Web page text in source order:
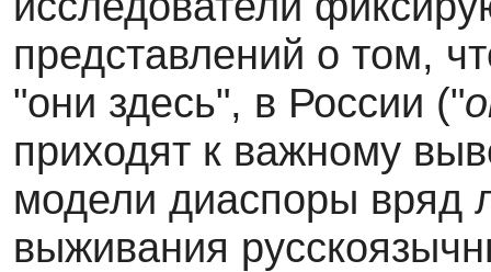
представлений о том,
"они здесь", в России ("
приходят к важному
модели диаспоры вряд
выживания